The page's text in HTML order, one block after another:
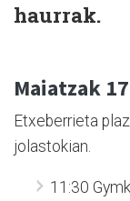
haurrak.
Maiatzak
Etxeberrieta
jolastokian.
11:30